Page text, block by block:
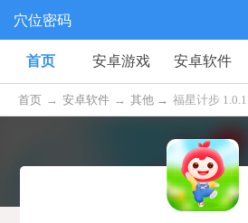
穴位密码
首页 安卓游戏 安卓软件
首页 → 安卓软件 → 其他 → 福星计步 1.0.1